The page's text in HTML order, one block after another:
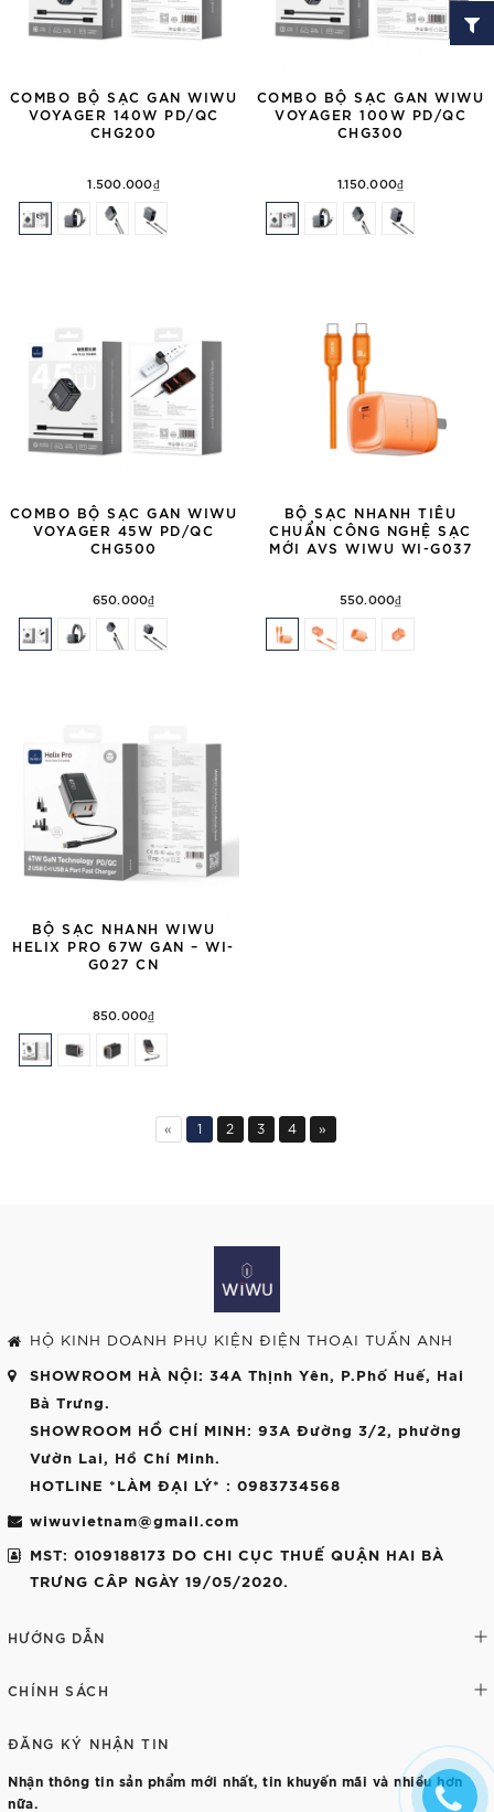
COMBO BỘ SẠC GAN WIWU
VOYAGER 140W PD/QC
CHG200
1.500.000₫
COMBO BỘ SẠC GAN WIWU
VOYAGER 100W PD/QC
CHG300
1.150.000₫
COMBO BỘ SẠC GAN WIWU
VOYAGER 45W PD/QC
CHG500
650.000₫
BỘ SẠC NHANH TIÊU
CHUẨN CÔNG NGHỆ SẠC
MỚI AVS WIWU WI-G037
550.000₫
BỘ SẠC NHANH WIWU
HELIX PRO 67W GAN – WI-
G027 CN
850.000₫
« 1 2 3 4 »
HỘ KINH DOANH PHỤ KIỆN ĐIỆN THOẠI TUẤN ANH
SHOWROOM HÀ NỘI: 34A Thịnh Yên, P.Phố Huế, Hai
Bà Trưng.
SHOWROOM HỒ CHÍ MINH: 93A Đường 3/2, phường
Vườn Lai, Hồ Chí Minh.
HOTLINE *LÀM ĐẠI LÝ* : 0983734568
wiwuvietnam@gmail.com
MST: 0109188173 DO CHI CỤC THUẾ QUẬN HAI BÀ
TRƯNG CÂP NGÀY 19/05/2020.
HƯỚNG DẪN
CHÍNH SÁCH
ĐĂNG KÝ NHẬN TIN
Nhận thông tin sản phẩm mới nhất, tin khuyến mãi và nhiều hơn
nữa.